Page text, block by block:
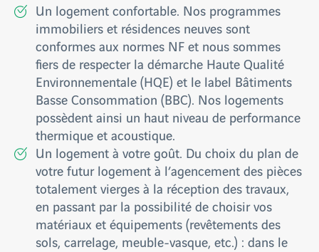
Un logement confortable. Nos programmes
immobiliers et résidences neuves sont
conformes aux normes NF et nous sommes
fiers de respecter la démarche Haute Qualité
Environnementale (HQE) et le label Bâtiments
Basse Consommation (BBC). Nos logements
possèdent ainsi un haut niveau de performance
thermique et acoustique.
Un logement à votre goût. Du choix du plan de
votre futur logement à l’agencement des pièces
totalement vierges à la réception des travaux,
en passant par la possibilité de choisir vos
matériaux et équipements (revêtements des
sols, carrelage, meuble-vasque, etc.) : dans le